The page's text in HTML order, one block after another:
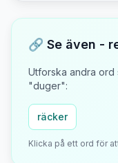
🔗 Se även -
Utforska andra ord
"duger":
räcker
Klicka på ett ord för